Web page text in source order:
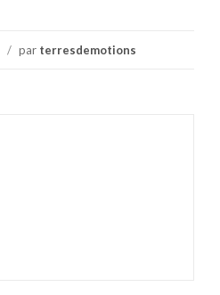
/ par terresdemotions